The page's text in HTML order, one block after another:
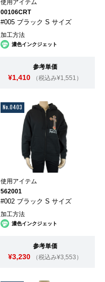
使用アイテム
00106CRT
#005 ブラック S サイズ
加工方法
濃色インクジェット
参考単価
¥1,410 （税込み¥1,551）
No.0403
使用アイテム
562001
#002 ブラック S サイズ
加工方法
濃色インクジェット
参考単価
¥3,230 （税込み¥3,553）